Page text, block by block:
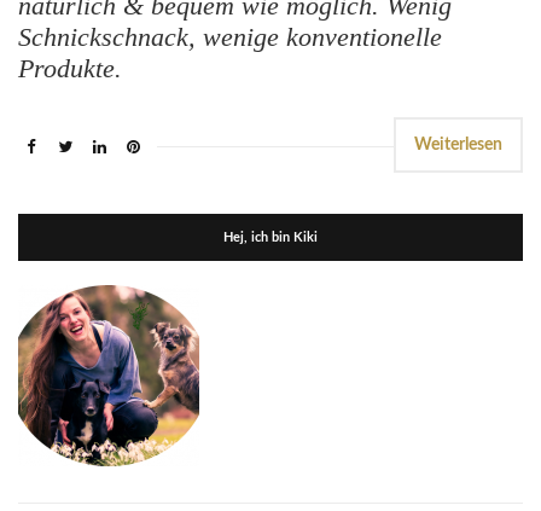
Schnickschnack, wenige konventionelle
Produkte.
Weiterlesen
Hej, ich bin Kiki